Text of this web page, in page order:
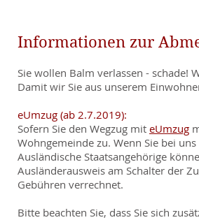
Informationen zur
Sie wollen Balm verlassen - schade!
Damit wir Sie aus unserem
eUmzug (ab 2.7.2019):
Sofern Sie den Wegzug mit eUmzug
Wohngemeinde zu. Wenn Sie bei
Ausländische Staatsangehörige
Ausländerausweis am Schalter der
Gebühren verrechnet.
Bitte beachten Sie, dass Sie sich